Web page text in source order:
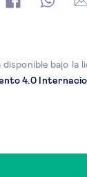
bajo la
4.0